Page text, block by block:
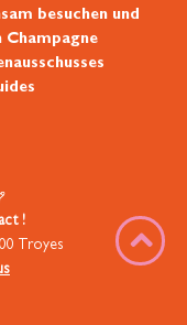
besuchen und
Champagne
!
Troyes